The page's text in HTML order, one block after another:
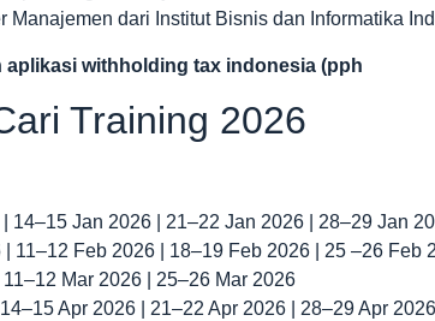
Manajemen dari Institut Bisnis dan Informatika
withholding tax indonesia (pph
Training 2026
14–15 Jan 2026 | 21–22 Jan 2026 | 28–29 Jan
| 11–12 Feb 2026 | 18–19 Feb 2026 | 25 –26 Feb
Mar 2026 | 25–26 Mar 2026
Apr 2026 | 21–22 Apr 2026 | 28–29 Apr 2026